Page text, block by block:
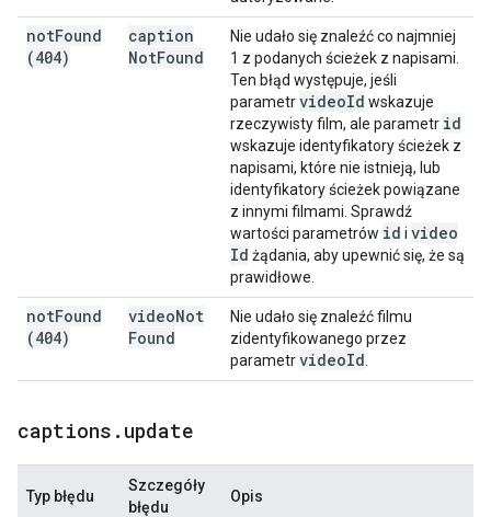
notFound
(404)
caption
NotFound
Nie udało się znaleźć co najmniej
1 z podanych ścieżek z napisami.
Ten błąd występuje, jeśli
parametrvideoId wskazuje
rzeczywisty film, ale parametr id
wskazuje identyfikatory ścieżek z
napisami, które nie istnieją, lub
identyfikatory ścieżek powiązane
z innymi filmami. Sprawdź
wartości parametrów id i video
Id żądania, aby upewnić się, że są
prawidłowe.
notFound
(404)
videoNot
Found
Nie udało się znaleźć filmu
zidentyfikowanego przez
parametrvideoId
captions . update
Typ błędu
Szczegóły
błędu
Opis